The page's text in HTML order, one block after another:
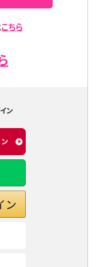
こちら
ン